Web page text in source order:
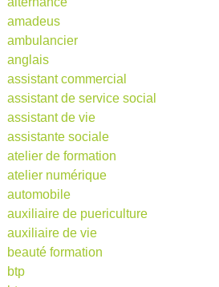
amadeus
ambulancier
anglais
assistant commercial
assistant de service social
assistant de vie
assistante sociale
atelier de formation
atelier numérique
automobile
auxiliaire de puericulture
auxiliaire de vie
beauté formation
btp